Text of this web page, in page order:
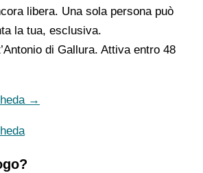
libera. Una sola persona può
la tua, esclusiva.
di Gallura. Attiva entro 48
→